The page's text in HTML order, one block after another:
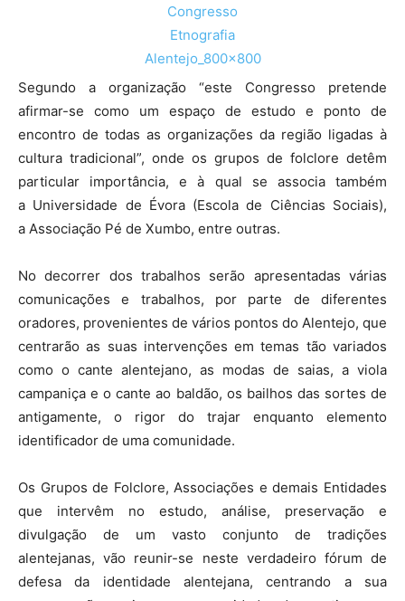
Segundo a organização “este Congresso pretende
afirmar-se como um espaço de estudo e ponto de
encontro de todas as organizações da região ligadas à
cultura tradicional”, onde os grupos de folclore detêm
particular importância, e à qual se associa também
a Universidade de Évora (Escola de Ciências Sociais),
a Associação Pé de Xumbo, entre outras.
No decorrer dos trabalhos serão apresentadas várias
comunicações e trabalhos, por parte de diferentes
oradores, provenientes de vários pontos do Alentejo, que
centrarão as suas intervenções em temas tão variados
como o cante alentejano, as modas de saias, a viola
campaniça e o cante ao baldão, os bailhos das sortes de
antigamente, o rigor do trajar enquanto elemento
identificador de uma comunidade.
Os Grupos de Folclore, Associações e demais Entidades
que intervêm no estudo, análise, preservação e
divulgação de um vasto conjunto de tradições
alentejanas, vão reunir-se neste verdadeiro fórum de
defesa da identidade alentejana, centrando a sua